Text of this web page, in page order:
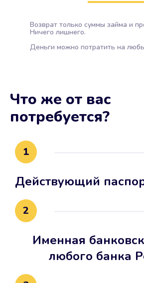
Возврат только суммы займа и
Ничего лишнего.
Деньги можно потратить на
Что же от вас
потребуется?
1
Действующий
2
Именная
любого банка